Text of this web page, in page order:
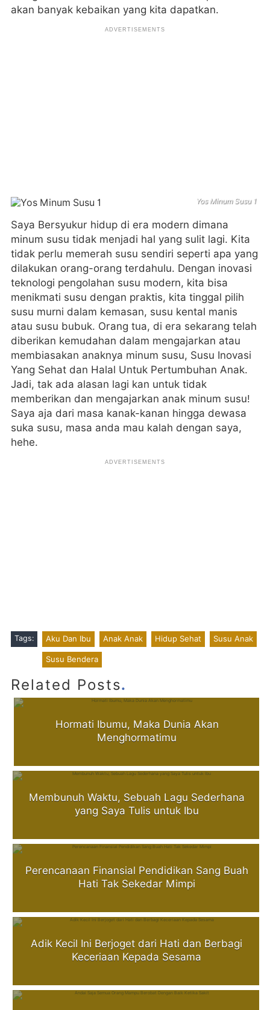
akan banyak kebaikan yang kita dapatkan.
Yos Minum Susu 1
Saya Bersyukur hidup di era modern dimana
minum susu tidak menjadi hal yang sulit lagi. Kita
tidak perlu memerah susu sendiri seperti apa yang
dilakukan orang-orang terdahulu. Dengan inovasi
teknologi pengolahan susu modern, kita bisa
menikmati susu dengan praktis, kita tinggal pilih
susu murni dalam kemasan, susu kental manis
atau susu bubuk. Orang tua, di era sekarang telah
diberikan kemudahan dalam mengajarkan atau
membiasakan anaknya minum susu, Susu Inovasi
Yang Sehat dan Halal Untuk Pertumbuhan Anak.
Jadi, tak ada alasan lagi kan untuk tidak
memberikan dan mengajarkan anak minum susu!
Saya aja dari masa kanak-kanan hingga dewasa
suka susu, masa anda mau kalah dengan saya,
hehe.
Tags: Aku Dan Ibu Anak Anak Hidup Sehat Susu Anak
Susu Bendera
Related Posts.
Hormati Ibumu, Maka Dunia Akan
Menghormatimu
Membunuh Waktu, Sebuah Lagu Sederhana
yang Saya Tulis untuk Ibu
Perencanaan Finansial Pendidikan Sang Buah
Hati Tak Sekedar Mimpi
Adik Kecil Ini Berjoget dari Hati dan Berbagi
Keceriaan Kepada Sesama